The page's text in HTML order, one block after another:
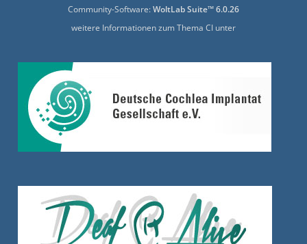
Community-Software:WoltLab Suite™ 6.0.26
weitere Informationen zum Thema CI unter